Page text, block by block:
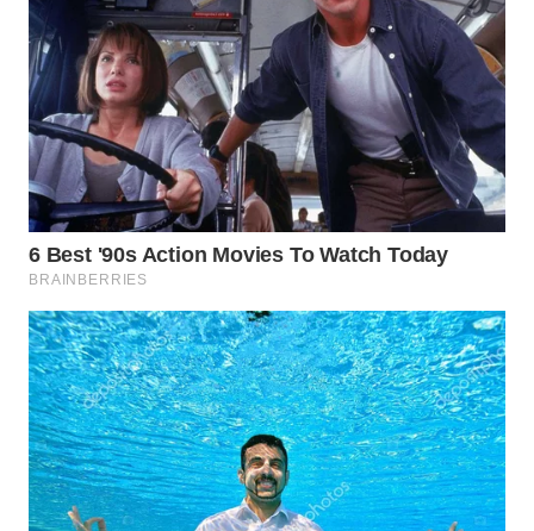
NET
PLN
WATCH
MKLI
LPKKI
LKKI
KOPEKLIN
PORTAL
KONSUMEN
FORWAMKI